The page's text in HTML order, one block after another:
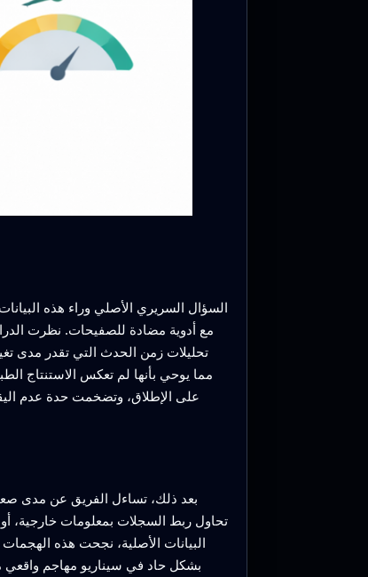
السؤال السريري الأصلي وراء هذه
مع أدوية مضادة للصفيحات. نظرت
تحليلات زمن الحدث التي تقدر مدى
مما يوحي بأنها لم تعكس الاستنتاج
على الإطلاق، وتضخمت حدة عدم
بعد ذلك، تساءل الفريق عن مدى
تحاول ربط السجلات بمعلومات خارجية،
البيانات الأصلية، نجحت هذه
بشكل حاد في سيناريو مهاجم واقعي